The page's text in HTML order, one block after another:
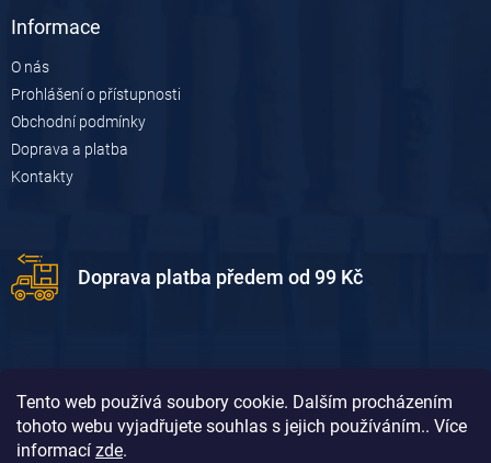
Tento web používá soubory cookie. Dalším procházením
tohoto webu vyjadřujete souhlas s jejich používáním.. Více
informací zde.
Informace
O nás
Prohlášení o přístupnosti
Obchodní podmínky
Doprava a platba
Kontakty
Doprava platba předem od 99 Kč
Doprava platba dobírkou od 119 Kč